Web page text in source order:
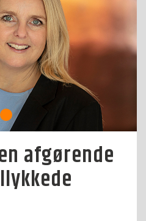
afgørende